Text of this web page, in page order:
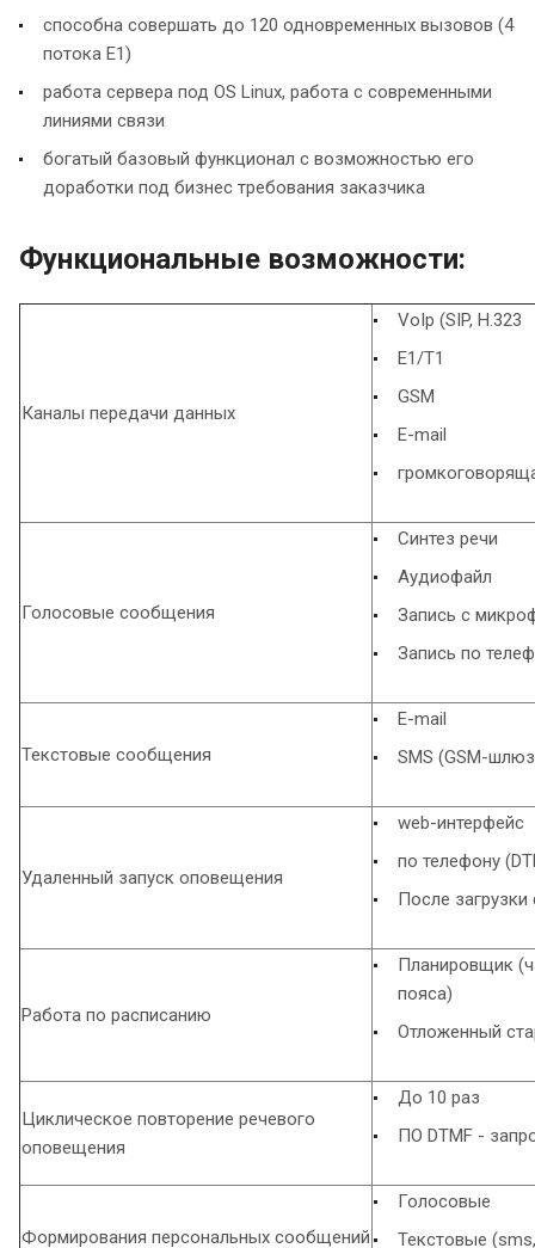
способна совершать до 120 одновременных вызовов (4
потока Е1)
работа сервера под OS Linux, работа с современными
линиями связи
богатый базовый функционал с возможностью его
доработки под бизнес требования заказчика
Функциональные возможности:
Каналы передачи данных
VoIp (SIP, H.323
E1/T1
GSM
E-mail
Голосовые сообщения
Синтез речи
Аудиофайл
Запись с
Запись по
Текстовые сообщения
E-mail
SMS (GSM-
Удаленный запуск оповещения
web-интерфейс
по телефону
После загрузки
Работа по расписанию
Планировщик
пояса)
Отложенный
Циклическое повторение речевого
оповещения
До 10 раз
ПО DTMF -
Формирования персональных сообщений
Голосовые
Текстовые